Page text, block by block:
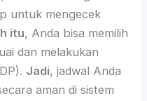
untuk mengecek
itu, Anda bisa memilih
dan melakukan
Jadi, jadwal Anda
aman di sistem